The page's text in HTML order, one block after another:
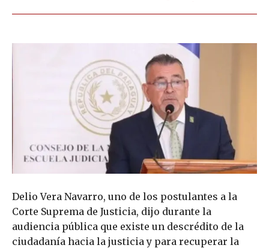
Delio Vera Navarro, uno de los postulantes a la
Corte Suprema de Justicia, dijo durante la
audiencia pública que existe un descrédito de la
ciudadanía hacia la justicia y para recuperar la